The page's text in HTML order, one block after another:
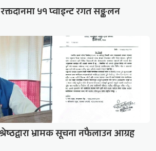
५१ प्वाइन्ट रगत सङ्कलन
भ्रामक सूचना नफैलाउन आग्रह